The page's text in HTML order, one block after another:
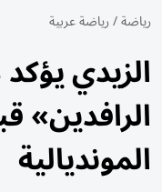
رياضة/رياضة عربية
الزيدي
الرافدين»
المونديالية